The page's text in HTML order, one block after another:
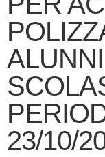
23/10/